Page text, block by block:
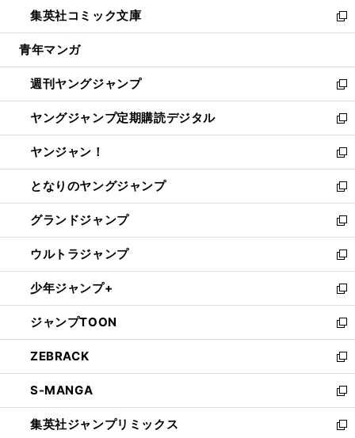
く
で
開
ド
ウ
開
く
ィ
ン
ウ
で
開
く
い
ウ
ン
ド
ウ
で
開
く
集英社コミック文庫
新
し
ウ
ィ
ン
ド
ウ
で
開
く
青年マンガ
週刊ヤングジャンプ
新
し
い
ウ
ィ
ン
ド
ウ
で
開
く
ヤングジャンプ定期購読デジタル
新
し
い
ウ
ィ
ン
ド
ウ
で
開
く
ヤンジャン！
新
し
い
ウ
ィ
ン
ド
ウ
で
開
く
となりのヤングジャンプ
新
し
い
ウ
ィ
ン
ド
ウ
で
開
く
グランドジャンプ
新
し
い
ウ
ィ
ン
ド
ウ
で
開
く
ウルトラジャンプ
新
し
い
ウ
ィ
ン
ド
ウ
で
開
く
少年ジャンプ+
新
し
い
ウ
ィ
ン
ド
ウ
で
ジャンプTOON
新
し
い
ウ
ィ
ン
ド
ZEBRACK
新
し
い
ウ
ィ
S-MANGA
新
し
い
集英社ジャンプリミックス
新